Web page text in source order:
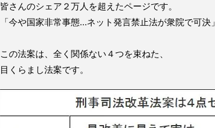
皆さんのシェア２万人を超えたページです。
「今や国家非常事態…ネット発言禁止法が衆院で可決」
この法案は、全く関係ない４つを束ねた、
目くらまし法案です。